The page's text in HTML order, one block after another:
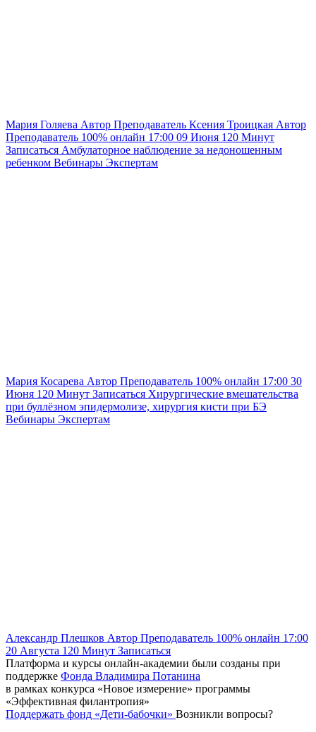
Мария Голяева Автор Преподаватель Ксения Троицкая Автор
Преподаватель 100% онлайн 17:00 09 Июня 120 Минут
Записаться Амбулаторное наблюдение за недоношенным
ребенком Вебинары Экспертам
Мария Косарева Автор Преподаватель 100% онлайн 17:00 30
Июня 120 Минут Записаться Хирургические вмешательства
при буллёзном эпидермолизе, хирургия кисти при БЭ
Вебинары Экспертам
Александр Плешков Автор Преподаватель 100% онлайн 17:00
20 Августа 120 Минут Записаться
Платформа и курсы онлайн-академии были созданы при
поддержке Фонда Владимира Потанина
в рамках конкурса «Новое измерение» программы
«Эффективная филантропия»
Поддержать фонд «Дети-бабочки» Возникли вопросы?